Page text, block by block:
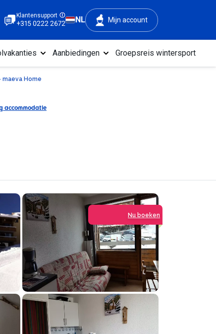
Klantensupport
+315 0222 2672 NL Mijn account
Aanbiedingen Groepsreis wintersport
Home
accommodatie
Nu boeken